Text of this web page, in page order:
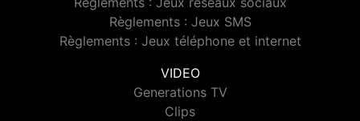
Règlements : Jeux SMS
Règlements : Jeux téléphone et internet
VIDEO
Generations TV
Clips